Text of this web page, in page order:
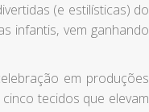
(e estilísticas) do
infantis, vem ganhando
em produções
tecidos que elevam